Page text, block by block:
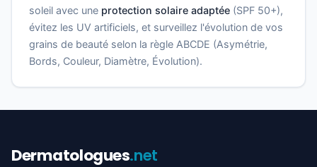
soleil avec une protection solaire adaptée (SPF 50+),
évitez les UV artificiels, et surveillez l'évolution de vos
grains de beauté selon la règle ABCDE (Asymétrie,
Bords, Couleur, Diamètre, Évolution).
Dermatologues.net